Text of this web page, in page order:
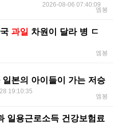
2026-08-06 07:40:09
엠봉
과일 차원이 달라 병 ㄷ
엠봉
일본의 아이들이 가는 저승
19:10:35
엠봉
일용근로소득 건강보험료